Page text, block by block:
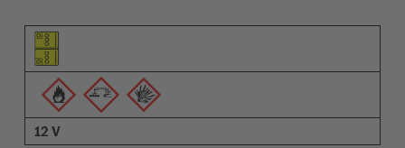
Elem piktogramja
Figyelmeztetések piktogramja
Leírás
12 V